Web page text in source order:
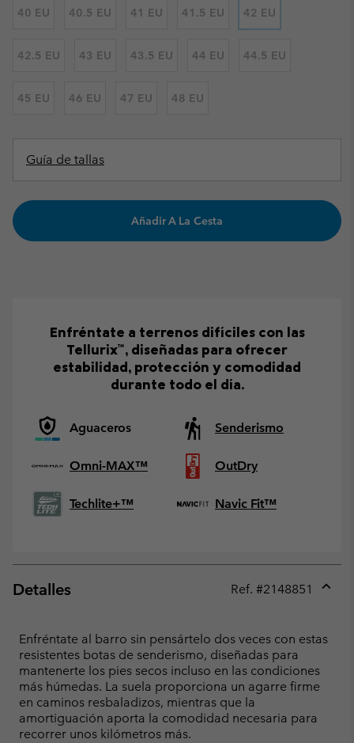
40 EU 40.5 EU 41 EU 41.5 EU 42 EU
42.5 EU 43 EU 43.5 EU 44 EU 44.5 EU
45 EU 46 EU 47 EU 48 EU
Guía de tallas
Añadir A La Cesta
Enfréntate a terrenos difíciles con las
Tellurix™, diseñadas para ofrecer
estabilidad, protección y comodidad
durante todo el día.
Aguaceros Senderismo
Omni-MAX™ OutDry
Techlite+™ Navic Fit™
Detalles Ref. #2148851
Enfréntate al barro sin pensártelo dos veces con estas
resistentes botas de senderismo, diseñadas para
mantenerte los pies secos incluso en las condiciones
más húmedas. La suela proporciona un agarre firme
en caminos resbaladizos, mientras que la
amortiguación aporta la comodidad necesaria para
recorrer unos kilómetros más.